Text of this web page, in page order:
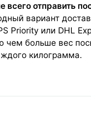
всего отправить
вариант
Priority или DHL
чем больше вес
килограмма.